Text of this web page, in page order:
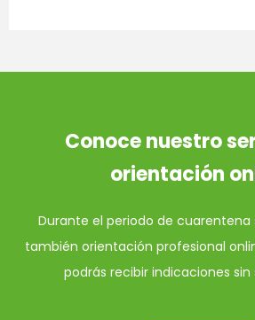
Conoce nuestro
orientación
Durante el periodo de cuarentena
también orientación profesional
podrás recibir indicaciones sin